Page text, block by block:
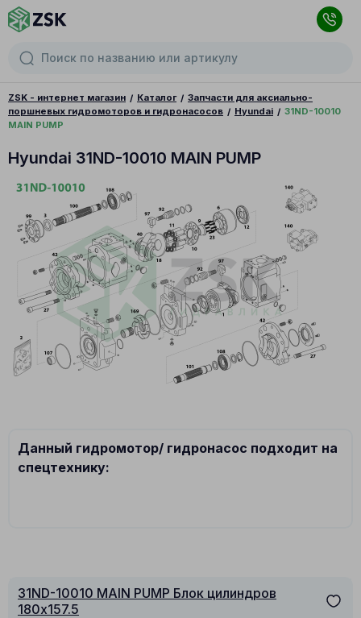
ZSK - интернет магазин Каталог
Запчасти для аксиально-
поршневых гидромоторов и гидронасосов
Hyundai
31ND-10010
MAIN PUMP
Hyundai 31ND-10010 MAIN PUMP
Данный гидромотор/ гидронасос подходит на
спецтехнику:
31ND-10010 MAIN PUMP Блок цилиндров
180x157.5